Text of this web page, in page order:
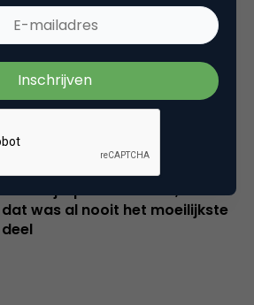
Je huurt een creator in voor het
instinct. Laat het dan ook
werken.
AI schrijft prima teksten, maar
dat was al nooit het moeilijkste
deel